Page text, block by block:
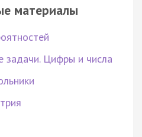
материалы
задачи. Цифры и числа